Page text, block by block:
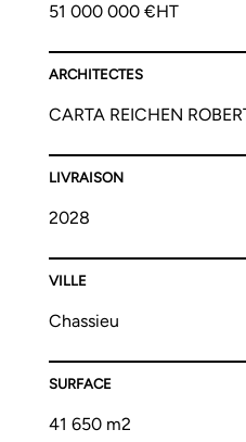
51 000 000 €HT
ARCHITECTES
CARTA REICHEN
LIVRAISON
2028
VILLE
Chassieu
SURFACE
41 650 m2